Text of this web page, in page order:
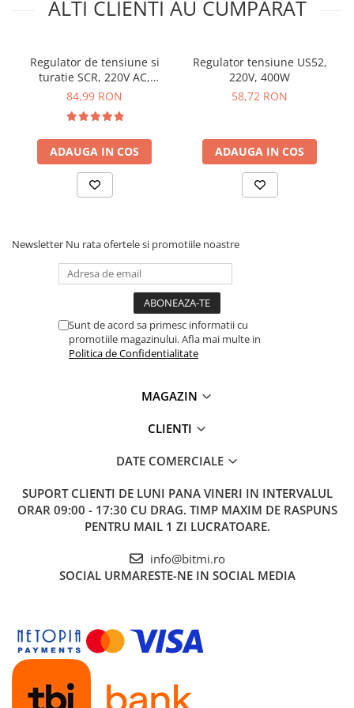
regulator de tensiune
4000W:
Ce contine cutia?
1x Regulator de tensiune cu triac, 4000W, 0V - 220VAC
ALTI CLIENTI AU CUMPARAT
Regulator de tensiune si
turatie SCR, 220V AC,
10000W, control variabil
84,99 RON
ADAUGA IN COS
Regulator tensiune US52,
220V, 400W
58,72 RON
ADAUGA IN COS
Newsletter Nu rata ofertele si promotiile noastre
Sunt de acord sa primesc informatii cu
promotiile magazinului. Afla mai multe in
Politica de Confidentialitate
MAGAZIN
CLIENTI
DATE COMERCIALE
SUPORT CLIENTI DE LUNI PANA VINERI IN INTERVALUL
ORAR 09:00 - 17:30 CU DRAG. TIMP MAXIM DE RASPUNS
PENTRU MAIL 1 ZI LUCRATOARE.
info@bitmi.ro
SOCIAL URMARESTE-NE IN SOCIAL MEDIA